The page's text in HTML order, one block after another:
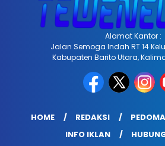
Alamat Kantor :
Jalan Semoga Indah RT 14
Kabupaten Barito Utara,
HOME REDAKSI
INFO IKLAN